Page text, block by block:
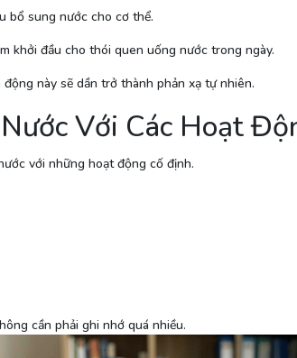
bổ sung nước cho cơ thể.
khởi đầu cho thói quen uống nước trong ngày.
này sẽ dần trở thành phản xạ tự nhiên.
Với Các Hoạt
với những hoạt động cố định.
cần phải ghi nhớ quá nhiều.